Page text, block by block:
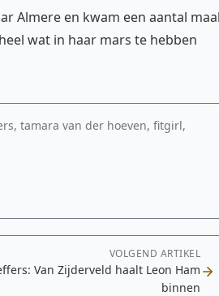
Almere en kwam een aantal
wat in haar mars te hebben
tamara van der hoeven, fitgirl,
VOLGEND ARTIKEL
Van Zijderveld haalt Leon Ham
binnen